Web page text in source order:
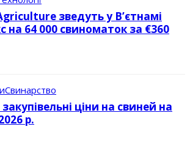
зведуть у В’єтнамі
на 64 000 свиноматок за €360
Свинарство
ціни на свиней на
р.